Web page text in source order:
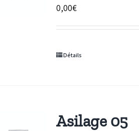
0,00€
Détails
Asilage 05